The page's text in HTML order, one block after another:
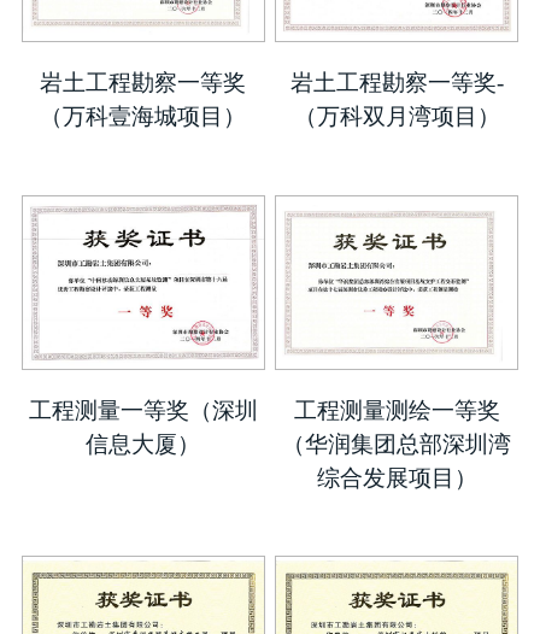
岩土工程勘察一等奖
（万科壹海城项目）
岩土工程勘察一等奖-
（万科双月湾项目）
工程测量一等奖（深圳
信息大厦）
工程测量测绘一等奖
（华润集团总部深圳湾
综合发展项目）